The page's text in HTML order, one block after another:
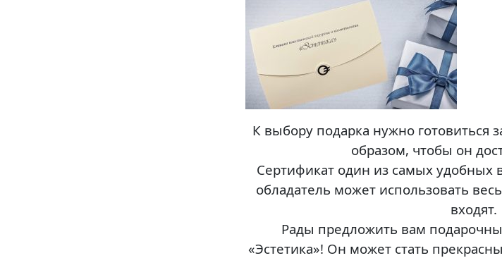
К выбору подарка нужно готовиться
образом, чтобы он
Cертификат один из самых удобных
обладатель может использовать
входят.
Рады предложить вам
«Эстетика»! Он может стать